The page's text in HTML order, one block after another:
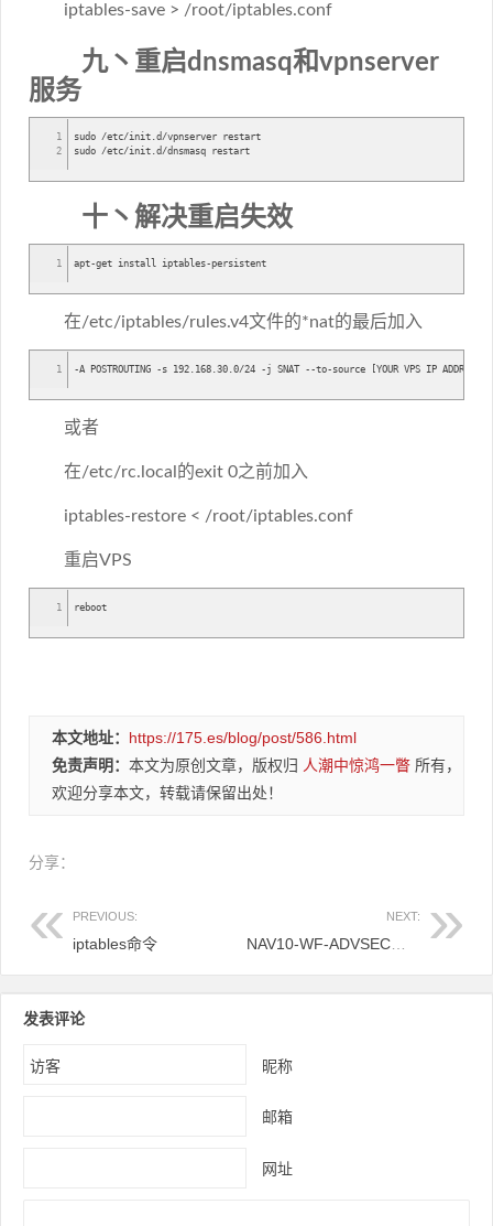
iptables-save > /root/iptables.conf
九丶重启dnsmasq和vpnserver
服务
1
2
sudo /etc/init.d/vpnserver restart
sudo /etc/init.d/dnsmasq restart
十丶解决重启失效
1 apt-get install iptables-persistent
在/etc/iptables/rules.v4文件的*nat的最后加入
1 -A POSTROUTING -s 192.168.30.0/24 -j SNAT --to-source [YOUR VPS IP ADDRESS]
或者
在/etc/rc.local的exit 0之前加入
iptables-restore < /root/iptables.conf
重启VPS
1 reboot
本文地址： https://175.es/blog/post/586.html
免责声明： 本文为原创文章，版权归 人潮中惊鸿一瞥 所有，
欢迎分享本文，转载请保留出处！
分享：
PREVIOUS:
iptables命令
NEXT:
NAV10-WF-ADVSEC（电信的商务领航定制网关）刷机教程
发表评论
昵称
邮箱
网址